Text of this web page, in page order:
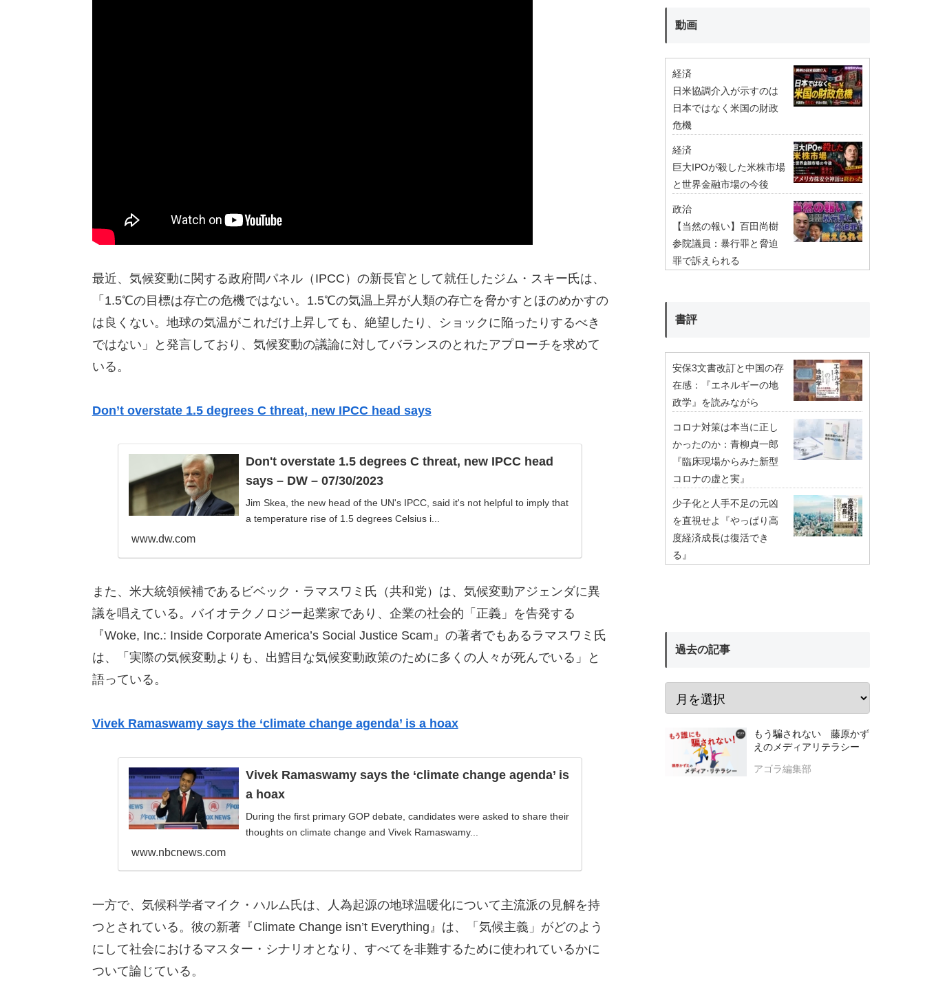
最近、気候変動に関する政府間パネル（IPCC）の新長官として就任したジム・スキー氏は、
「1.5℃の目標は存亡の危機ではない。1.5℃の気温上昇が人類の存亡を脅かすとほのめかすの
は良くない。地球の気温がこれだけ上昇しても、絶望したり、ショックに陥ったりするべき
ではない」と発言しており、気候変動の議論に対してバランスのとれたアプローチを求めて
いる。
Don’t overstate 1.5 degrees C threat, new IPCC head says
Don't overstate 1.5 degrees C threat, new IPCC head
says – DW – 07/30/2023
Jim Skea, the new head of the UN's IPCC, said it's not helpful to imply that
a temperature rise of 1.5 degrees Celsius i...
www.dw.com
また、米大統領候補であるビベック・ラマスワミ氏（共和党）は、気候変動アジェンダに異
議を唱えている。バイオテクノロジー起業家であり、企業の社会的「正義」を告発する
『Woke, Inc.: Inside Corporate America’s Social Justice Scam』の著者でもあるラマスワミ氏
は、「実際の気候変動よりも、出鱈目な気候変動政策のために多くの人々が死んでいる」と
語っている。
Vivek Ramaswamy says the ‘climate change agenda’ is a hoax
Vivek Ramaswamy says the ‘climate change agenda’ is
a hoax
During the first primary GOP debate, candidates were asked to share their
thoughts on climate change and Vivek Ramaswamy...
www.nbcnews.com
一方で、気候科学者マイク・ハルム氏は、人為起源の地球温暖化について主流派の見解を持
つとされている。彼の新著『Climate Change isn’t Everything』は、「気候主義」がどのよう
にして社会におけるマスター・シナリオとなり、すべてを非難するために使われているかに
ついて論じている。
動画
経済
日米協調介入が示すのは
日本ではなく米国の財政
危機
経済
巨大IPOが殺した米株市場
と世界金融市場の今後
政治
【当然の報い】百田尚樹
参院議員：暴行罪と脅迫
罪で訴えられる
書評
安保3文書改訂と中国の存
在感：『エネルギーの地
政学』を読みながら
コロナ対策は本当に正し
かったのか：青柳貞一郎
『臨床現場からみた新型
コロナの虚と実』
少子化と人手不足の元凶
を直視せよ『やっぱり高
度経済成長は復活でき
る』
過去の記事
もう騙されない 藤原かず
えのメディアリテラシー
アゴラ編集部